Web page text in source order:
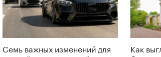
Семь важных изменений для
Как